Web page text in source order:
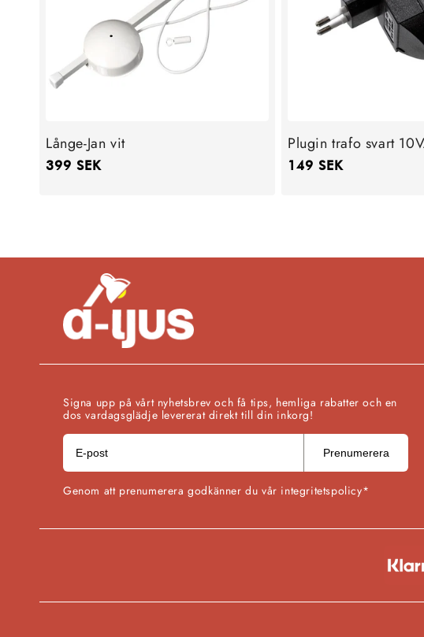
Långe-Jan vit
Ordinarie
399 SEK
Plugin trafo svart
Ordinarie
149 SEK
Signa upp på vårt nyhetsbrev och få tips, hemliga rabatter och en
dos vardagsglädje levererat direkt till din inkorg!
Prenumerera
Genom att prenumerera godkänner du vår integritetspolicy*